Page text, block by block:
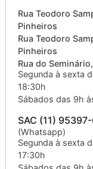
Rua Teodoro
Pinheiros
Rua Teodoro
Pinheiros
Rua do
Segunda à sexta
18:30h
Sábados das 9h
SAC (11)
(Whatsapp)
Segunda à sexta
17:30h